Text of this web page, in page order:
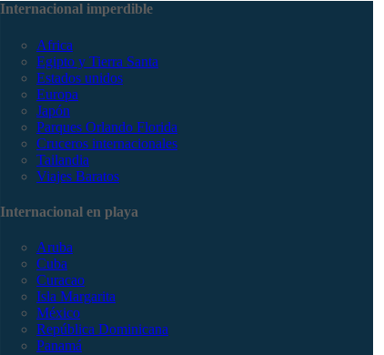
Internacional imperdible
Africa
Egipto y Tierra Santa
Estados unidos
Europa
Japón
Parques Orlando Florida
Cruceros internacionales
Tailandia
Viajes Baratos
Internacional en playa
Aruba
Cuba
Curacao
Isla Margarita
México
República Dominicana
Panamá